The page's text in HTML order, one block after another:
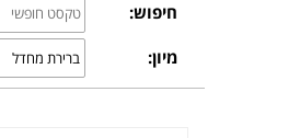
חיפוש:
מיון: